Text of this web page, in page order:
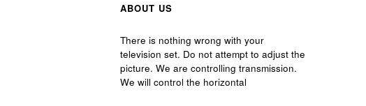
ABOUT US
There is nothing wrong with your
television set. Do not attempt to adjust the
picture. We are controlling transmission.
We will control the horizontal